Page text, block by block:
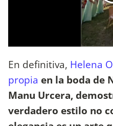
En definitiva, Helena
propia en la boda de
Manu Urcera,
verdadero estilo no